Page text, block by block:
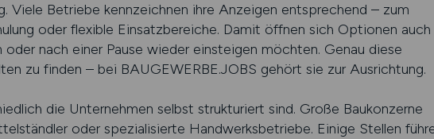
Viele Betriebe kennzeichnen ihre Anzeigen entsprechend – zum
oder flexible Einsatzbereiche. Damit öffnen sich Optionen auch
nach einer Pause wieder einsteigen möchten. Genau diese
zu finden – bei BAUGEWERBE.JOBS gehört sie zur Ausrichtung.
die Unternehmen selbst strukturiert sind. Große Baukonzerne
oder spezialisierte Handwerksbetriebe. Einige Stellen